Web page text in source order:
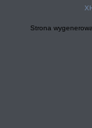
Strona